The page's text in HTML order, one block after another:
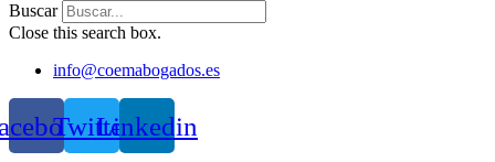
Buscar
Close this search box.
info@coemabogados.es
TwitterLinkedin